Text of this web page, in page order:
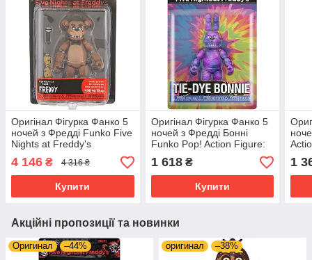
Оригінал Фігурка Фанко 5
ночей з Фредді Funko Five
Nights at Freddy's
Articulated Freddy Action
Figure 8846 Оригинал
4 146 ₴ 4 316 ₴
Купити
Оригінал Фігурка Фанко 5
ночей з Фредді Бонні
Funko Pop! Action Figure:
Five Nights at Freddy's, Tie
Dye- Bonnie
1 618₴
Купити
at
1
Акційні пропозиції та новинки
Оригинал –44% оригинал –38%